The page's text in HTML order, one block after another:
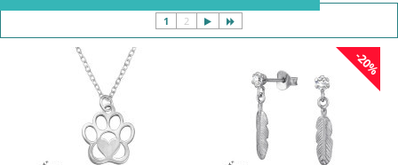
1 2
-20%